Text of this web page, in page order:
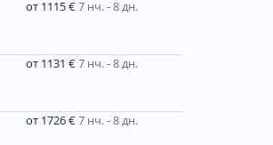
от 1115 €7 нч. - 8 дн.
от 1131 €7 нч. - 8 дн.
от 1726 €7 нч. - 8 дн.